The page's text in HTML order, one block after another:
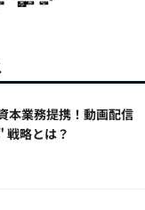
本業務提携！動画配信
略とは？